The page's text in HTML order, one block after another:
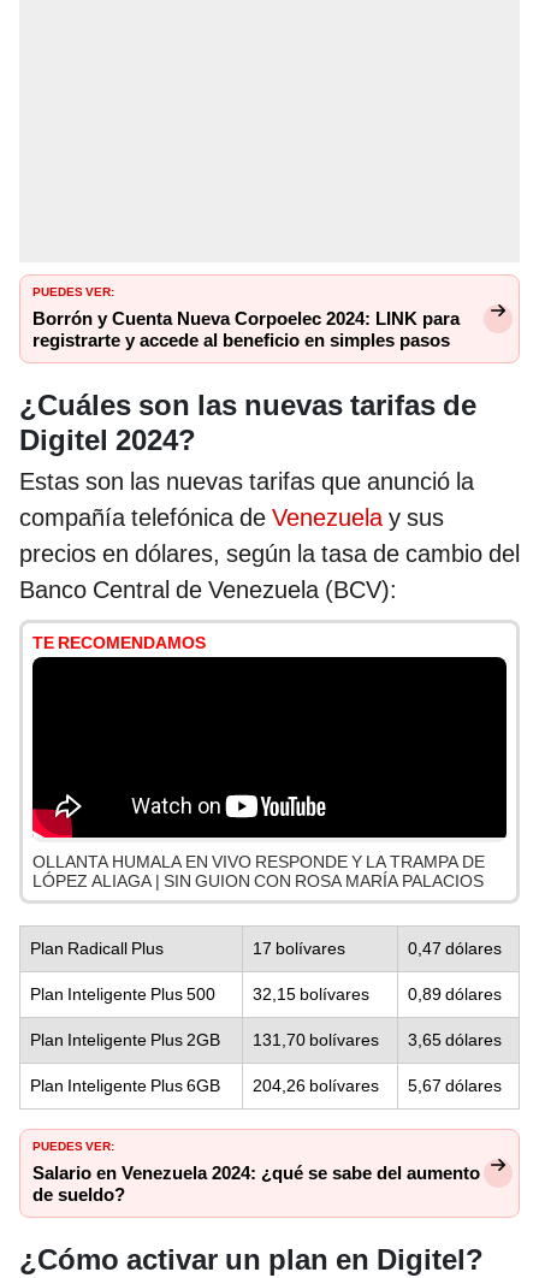
PUEDES VER:
Borrón y Cuenta Nueva Corpoelec 2024: LINK para
registrarte y accede al beneficio en simples pasos
¿Cuáles son las nuevas tarifas de
Digitel 2024?
Estas son las nuevas tarifas que anunció la
compañía telefónica de Venezuelay sus
precios en dólares, según la tasa de cambio del
Banco Central de Venezuela (BCV):
TE RECOMENDAMOS
OLLANTA HUMALA EN VIVO RESPONDE Y LA TRAMPA DE
LÓPEZ ALIAGA | SIN GUION CON ROSA MARÍA PALACIOS
Plan Radicall Plus 17 bolívares 0,47 dólares
Plan Inteligente Plus 500 32,15 bolívares 0,89 dólares
Plan Inteligente Plus 2GB 131,70 bolívares 3,65 dólares
Plan Inteligente Plus 6GB 204,26 bolívares 5,67 dólares
PUEDES VER:
Salario en Venezuela 2024: ¿qué se sabe del aumento
de sueldo?
¿Cómo activar un plan en Digitel?